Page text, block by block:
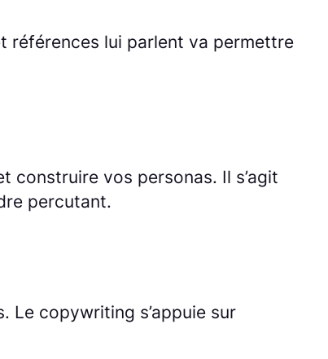
références lui parlent va permettre
construire vos personas. Il s’agit
percutant.
Le copywriting s’appuie sur